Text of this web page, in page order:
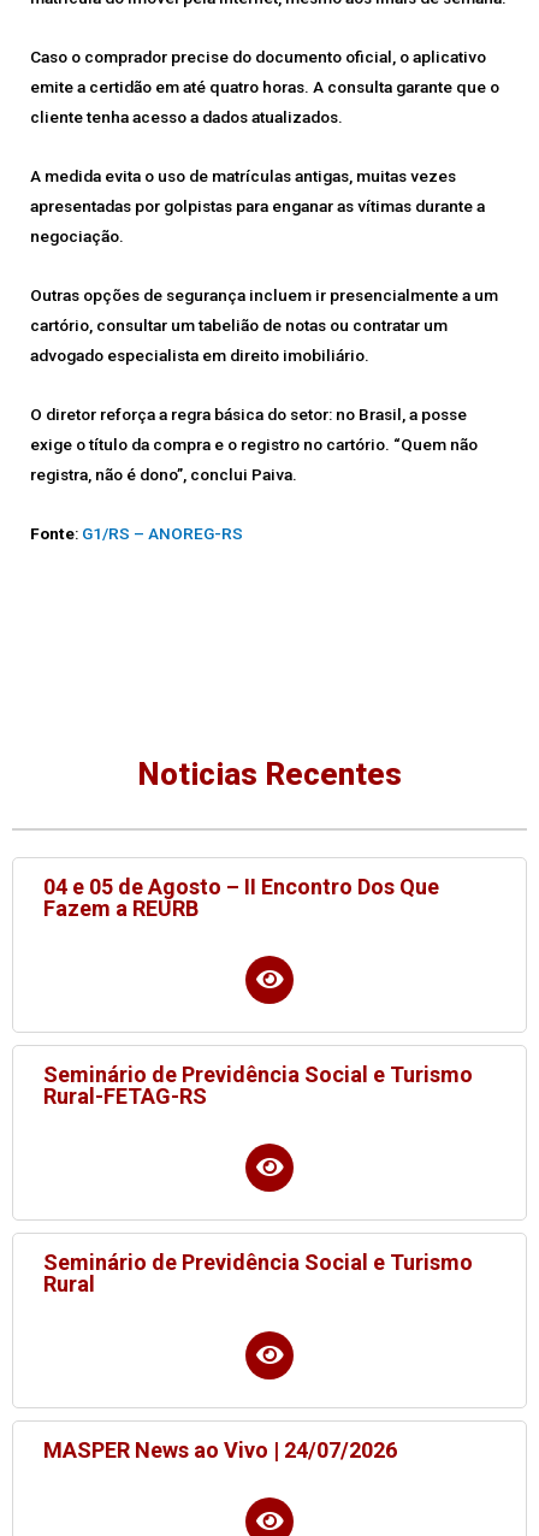
Caso o comprador precise do documento oficial, o aplicativo
emite a certidão em até quatro horas. A consulta garante que o
cliente tenha acesso a dados atualizados.
A medida evita o uso de matrículas antigas, muitas vezes
apresentadas por golpistas para enganar as vítimas durante a
negociação.
Outras opções de segurança incluem ir presencialmente a um
cartório, consultar um tabelião de notas ou contratar um
advogado especialista em direito imobiliário.
O diretor reforça a regra básica do setor: no Brasil, a posse
exige o título da compra e o registro no cartório. “Quem não
registra, não é dono”, conclui Paiva.
Fonte: G1/RS – ANOREG-RS
Noticias Recentes
04 e 05 de Agosto – II Encontro Dos Que
Fazem a REURB
Seminário de Previdência Social e Turismo
Rural-FETAG-RS
Seminário de Previdência Social e Turismo
Rural
MASPER News ao Vivo | 24/07/2026